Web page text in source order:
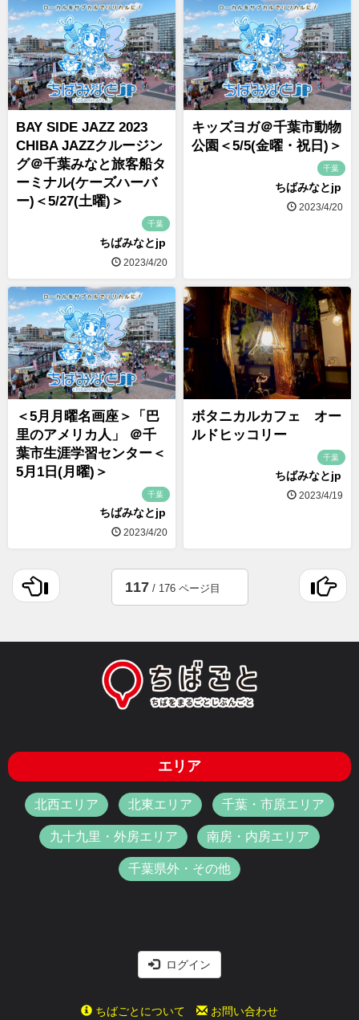
BAY SIDE JAZZ 2023
CHIBA JAZZクルージン
グ＠千葉みなと旅客船タ
ーミナル(ケーズハーバ
ー)＜5/27(土曜)＞
千葉
ちばみなとjp
2023/4/20
キッズヨガ＠千葉市動物
公園＜5/5(金曜・祝日)＞
千葉
ちばみなとjp
2023/4/20
＜5月月曜名画座＞「巴
里のアメリカ人」 ＠千
葉市生涯学習センター＜
5月1日(月曜)＞
千葉
ちばみなとjp
2023/4/20
ボタニカルカフェ オー
ルドヒッコリー
千葉
ちばみなとjp
2023/4/19
117 / 176 ページ目
エリア
北西エリア 北東エリア 千葉・市原エリア
九十九里・外房エリア 南房・内房エリア
千葉県外・その他
ログイン
ちばごとについて お問い合わせ